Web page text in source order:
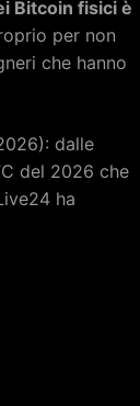
Bitcoin fisici è
per non
che hanno
dalle
del 2026 che
ha